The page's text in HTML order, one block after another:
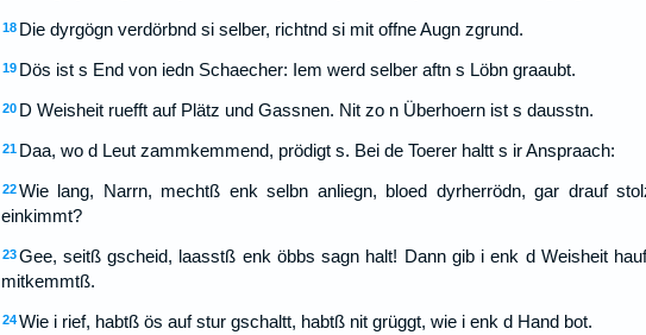
18 Die dyrgögn verdörbnd si selber, richtnd si mit offne Augn zgrund.
19 Dös ist s End von iedn Schaecher: Iem werd selber aftn s Löbn graaubt.
20 D Weisheit ruefft auf Plätz und Gassnen. Nit zo n Überhoern ist s dausstn.
21 Daa, wo d Leut zammkemmend, prödigt s. Bei de Toerer haltt s ir Anspraach:
22 Wie lang, Narrn, mechtß enk selbn anliegn, bloed dyrherrödn, gar drauf
einkimmt?
23 Gee, seitß gscheid, laasstß enk öbbs sagn halt! Dann gib i enk d Weisheit
mitkemmtß.
24 Wie i rief, habtß ös auf stur gschaltt, habtß nit grüggt, wie i enk d Hand bot.